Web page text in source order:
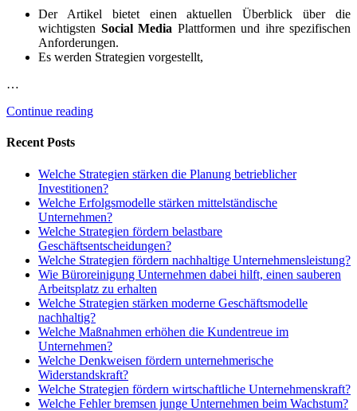
Der Artikel bietet einen aktuellen Überblick über die
wichtigsten Social Media Plattformen und ihre spezifischen
Anforderungen.
Es werden Strategien vorgestellt,
…
Continue reading
Recent Posts
Welche Strategien stärken die Planung betrieblicher
Investitionen?
Welche Erfolgsmodelle stärken mittelständische
Unternehmen?
Welche Strategien fördern belastbare
Geschäftsentscheidungen?
Welche Strategien fördern nachhaltige Unternehmensleistung?
Wie Büroreinigung Unternehmen dabei hilft, einen sauberen
Arbeitsplatz zu erhalten
Welche Strategien stärken moderne Geschäftsmodelle
nachhaltig?
Welche Maßnahmen erhöhen die Kundentreue im
Unternehmen?
Welche Denkweisen fördern unternehmerische
Widerstandskraft?
Welche Strategien fördern wirtschaftliche Unternehmenskraft?
Welche Fehler bremsen junge Unternehmen beim Wachstum?